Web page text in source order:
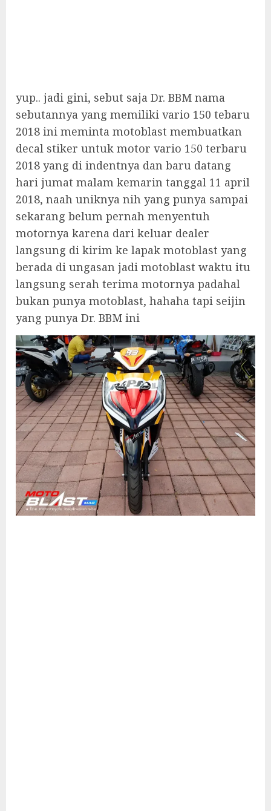
yup.. jadi gini, sebut saja Dr. BBM nama
sebutannya yang memiliki vario 150 tebaru
2018 ini meminta motoblast membuatkan
decal stiker untuk motor vario 150 terbaru
2018 yang di indentnya dan baru datang
hari jumat malam kemarin tanggal 11 april
2018, naah uniknya nih yang punya sampai
sekarang belum pernah menyentuh
motornya karena dari keluar dealer
langsung di kirim ke lapak motoblast yang
berada di ungasan jadi motoblast waktu itu
langsung serah terima motornya padahal
bukan punya motoblast, hahaha tapi seijin
yang punya Dr. BBM ini